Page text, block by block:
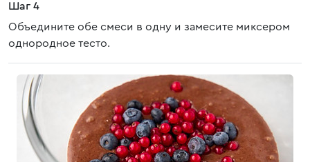
Шаг 4
Объедините обе смеси в одну и замесите миксером
однородное тесто.